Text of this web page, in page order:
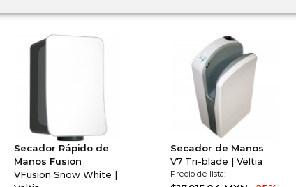
Secador Rápido de
Manos Fusion
VFusion Snow White |
Secador de Manos
V7 Tri-blade | Veltia
Precio de lista: